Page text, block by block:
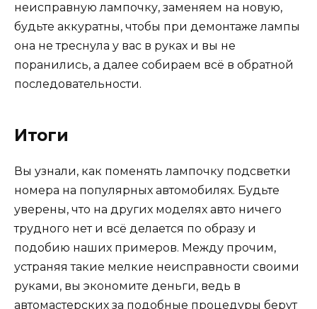
неисправную лампочку, заменяем на новую,
будьте аккуратны, чтобы при демонтаже лампы
она не треснула у вас в руках и вы не
поранились, а далее собираем всё в обратной
последовательности.
Итоги
Вы узнали, как поменять лампочку подсветки
номера на популярных автомобилях. Будьте
уверены, что на других моделях авто ничего
трудного нет и всё делается по образу и
подобию наших примеров. Между прочим,
устраняя такие мелкие неисправности своими
руками, вы экономите деньги, ведь в
автомастерских за подобные процедуры берут